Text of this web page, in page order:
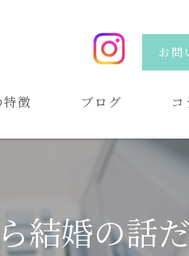
お問
特徴 ブログ コ
結婚の話だ